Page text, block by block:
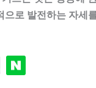
으로 발전하는 자세